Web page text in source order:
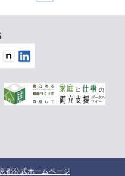
都公式ホームページ